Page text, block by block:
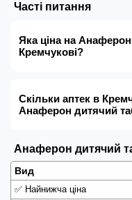
Часті питання
Яка ціна на
Кремчукові?
Скільки аптек в
Анаферон дитячий
Анаферон дитячий
Вид
✅ Найнижча ціна